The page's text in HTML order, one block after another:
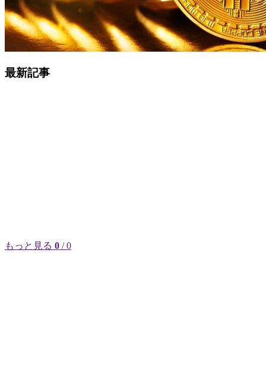
最新記事
もっと見る 0 / 0